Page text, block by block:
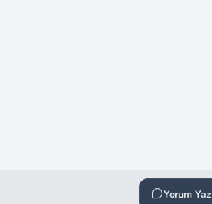
Yorum Yaz